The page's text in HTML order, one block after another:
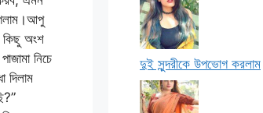
দুই সুন্দরীকে উপভোগ করলাম